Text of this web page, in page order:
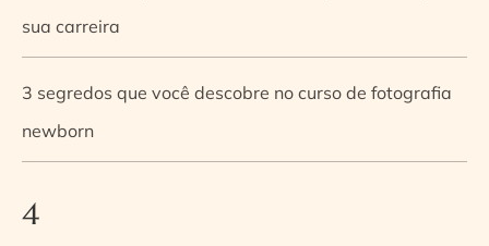
sua carreira
3 segredos que você descobre no curso de fotografia
newborn
4